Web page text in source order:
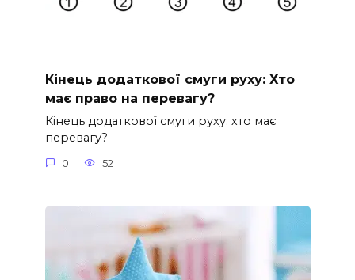
Кінець додаткової смуги руху: Хто
має право на перевагу?
Кінець додаткової смуги руху: хто має
перевагу?
0 52